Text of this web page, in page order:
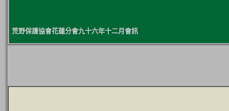
荒野保護協會花蓮分會九十六年十二月會訊